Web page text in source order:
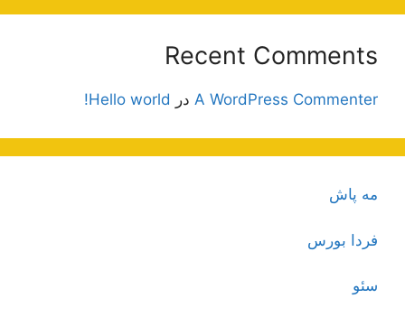
Recent Comments
A WordPress Commenter در Hello world!
مه پاش
فردا بورس
سئو